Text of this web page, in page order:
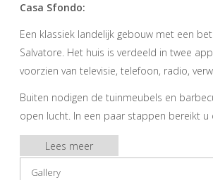
Casa Sfondo:
Een klassiek landelijk gebouw met een
Salvatore. Het huis is verdeeld in twee
voorzien van televisie, telefoon, radio,
Buiten nodigen de tuinmeubels en
open lucht. In een paar stappen bereikt
verfrissende duik en een zonnebad.
Casa Lentiner:
Lees meer
Gallery